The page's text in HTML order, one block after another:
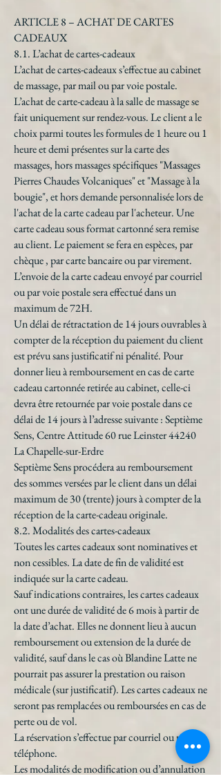
ARTICLE 8 – ACHAT DE CARTES
CADEAUX
8.1. L’achat de cartes-cadeaux
L’achat de cartes-cadeaux s’effectue au cabinet
de massage, par mail ou par voie postale.
L’achat de carte-cadeau à la salle de massage se
fait uniquement sur rendez-vous. Le client a le
choix parmi toutes les formules de 1 heure ou 1
heure et demi présentes sur la carte des
massages, hors massages spécifiques "Massages
Pierres Chaudes Volcaniques" et "Massage à la
bougie", et hors demande personnalisée lors de
l'achat de la carte cadeau par l'acheteur. Une
carte cadeau sous format cartonné sera remise
au client. Le paiement se fera en espèces, par
chèque , par carte bancaire ou par virement.
L’envoie de la carte cadeau envoyé par courriel
ou par voie postale sera effectué dans un
maximum de 72H.
Un délai de rétractation de 14 jours ouvrables à
compter de la réception du paiement du client
est prévu sans justificatif ni pénalité. Pour
donner lieu à remboursement en cas de carte
cadeau cartonnée retirée au cabinet, celle-ci
devra être retournée par voie postale dans ce
délai de 14 jours à l’adresse suivante : Septième
Sens, Centre Attitude 60 rue Leinster 44240
La Chapelle-sur-Erdre
Septième Sens procédera au remboursement
des sommes versées par le client dans un délai
maximum de 30 (trente) jours à compter de la
réception de la carte-cadeau originale.
8.2. Modalités des cartes-cadeaux
Toutes les cartes cadeaux sont nominatives et
non cessibles. La date de fin de validité est
indiquée sur la carte cadeau.
Sauf indications contraires, les cartes cadeaux
ont une durée de validité de 6 mois à partir de
la date d’achat. Elles ne donnent lieu à aucun
remboursement ou extension de la durée de
validité, sauf dans le cas où Blandine Latte ne
pourrait pas assurer la prestation ou raison
médicale (sur justificatif). Les cartes cadeaux ne
seront pas remplacées ou remboursées en cas de
perte ou de vol.
La réservation s’effectue par courriel ou par
téléphone.
Les modalités de modification ou d’annulation